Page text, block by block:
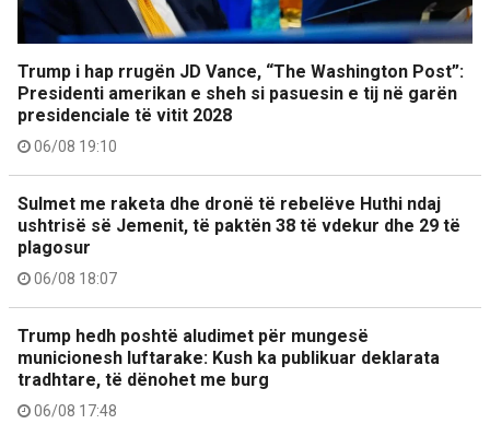
Trump i hap rrugën JD Vance, “The Washington Post”:
Presidenti amerikan e sheh si pasuesin e tij në garën
presidenciale të vitit 2028
06/08 19:10
Sulmet me raketa dhe dronë të rebelëve Huthi ndaj
ushtrisë së Jemenit, të paktën 38 të vdekur dhe 29 të
plagosur
06/08 18:07
Trump hedh poshtë aludimet për mungesë
municionesh luftarake: Kush ka publikuar deklarata
tradhtare, të dënohet me burg
06/08 17:48